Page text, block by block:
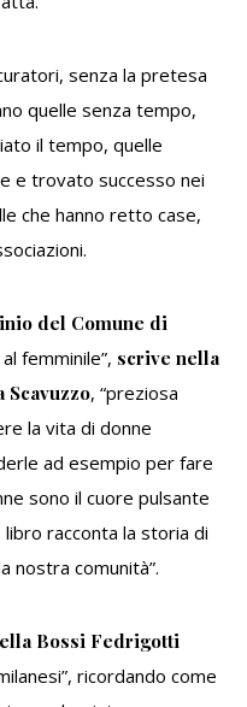
senza la pretesa
quelle senza tempo,
il tempo, quelle
e trovato successo nei
che hanno retto case,
del Comune di
femminile”, scrive nella
Scavuzzo, “preziosa
la vita di donne
ad esempio per fare
sono il cuore pulsante
racconta la storia di
nostra comunità”.
Bossi Fedrigotti
”, ricordando come